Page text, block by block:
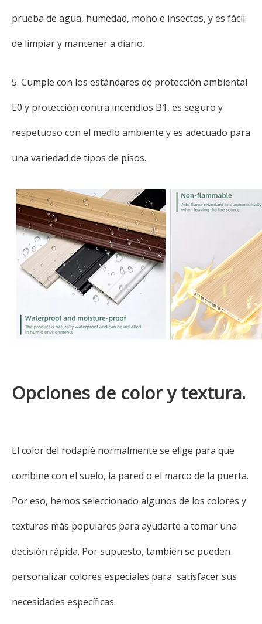
prueba de agua, humedad, moho e insectos, y es fácil
de limpiar y mantener a diario.
5. Cumple con los estándares de protección ambiental
E0 y protección contra incendios B1, es seguro y
respetuoso con el medio ambiente y es adecuado para
una variedad de tipos de pisos.
Opciones de color y textura.
El color del rodapié normalmente se elige para que
combine con el suelo, la pared o el marco de la puerta.
Por eso, hemos seleccionado algunos de los colores y
texturas más populares para ayudarte a tomar una
decisión rápida. Por supuesto, también se pueden
personalizar colores especiales para satisfacer sus
necesidades específicas.